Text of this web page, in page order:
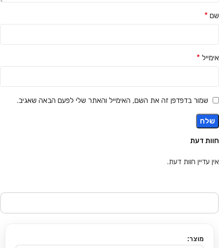
חוות דעת
אין עדיין חוות דעת.
שם *
אימייל *
שמור בדפדפן זה את השם, האימייל והאתר שלי לפעם הבאה שאגיב.
מוצר: